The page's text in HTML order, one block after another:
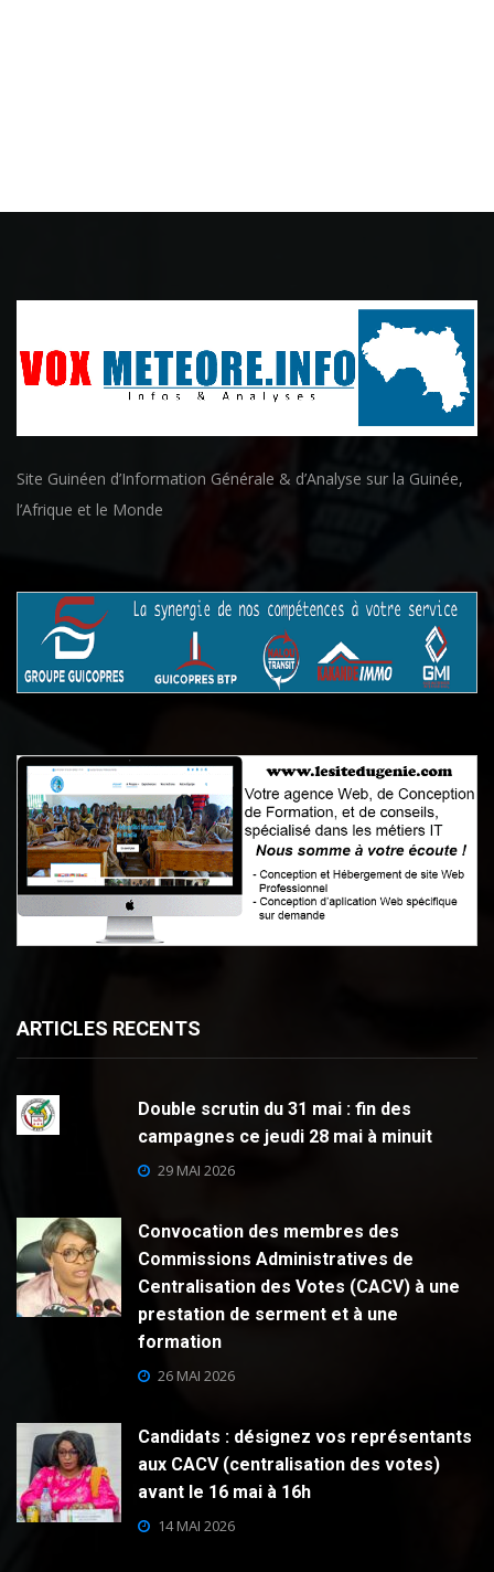
Site Guinéen d’Information Générale & d’Analyse sur la Guinée,
l’Afrique et le Monde
ARTICLES RECENTS
Double scrutin du 31 mai : fin des
campagnes ce jeudi 28 mai à minuit
29 MAI 2026
Convocation des membres des
Commissions Administratives de
Centralisation des Votes (CACV) à une
prestation de serment et à une
formation
26 MAI 2026
Candidats : désignez vos représentants
aux CACV (centralisation des votes)
avant le 16 mai à 16h
14 MAI 2026